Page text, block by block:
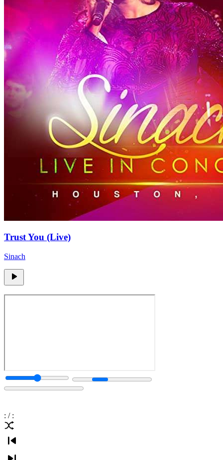
Trust You (Live)
Sinach
: / :